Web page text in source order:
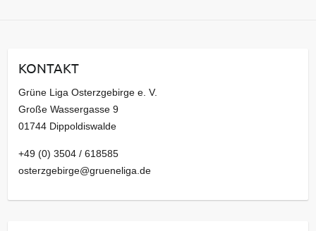
v
KONTAKT
Grüne Liga Osterzgebirge e. V.
Große Wassergasse 9
01744 Dippoldiswalde
+49 (0) 3504 / 618585
osterzgebirge@grueneliga.de